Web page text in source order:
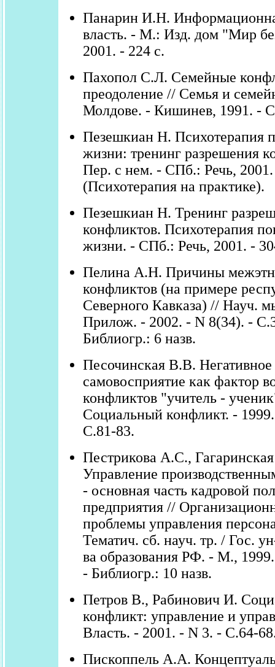
Панарин И.Н.
власть. - М.: Изд. дом "Мир
2001. - 224 с.
Пахопол С.Л. Семейные
преодоление // Семья и
Молдове. - Кишинев, 1991. -
Пезешкиан Н. Психотерапия
жизни: тренинг разрешения
Пер. с нем. - СПб.: Речь,
(Психотерапия на практике).
Пезешкиан Н. Тренинг
конфликтов. Психотерапия
жизни. - СПб.: Речь, 2001. -
Пелина А.Н. Причины
конфликтов (на примере
Северного Кавказа) // Науч.
Прилож. - 2002. - N 8(34). -
Библиогр.: 6 назв.
Песочинская В.В. Негативное
самовосприятие как фактор
конфликтов "учитель -
Социальный конфликт. -
С.81-83.
Пестрикова А.С.,
Управление
- основная часть кадровой
предприятия //
проблемы управления
Тематич. сб. науч. тр. / Гос.
ва образования РФ. - М.,
- Библиогр.: 10 назв.
Петров В., Рабинович И.
конфликт: управление и
Власть. - 2001. - N 3. - С.64-
Пископпель А.А.